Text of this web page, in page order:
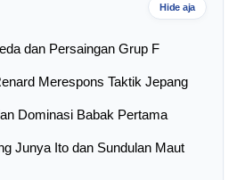
Hide aja
dan Persaingan Grup F
Merespons Taktik Jepang
Dominasi Babak Pertama
Junya Ito dan Sundulan Maut